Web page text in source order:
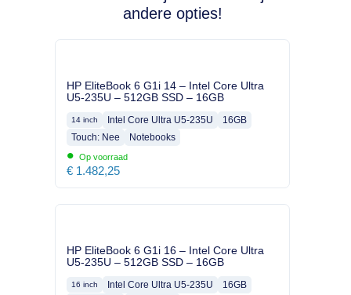
andere opties!
HP EliteBook 6 G1i 14 – Intel Core Ultra
U5-235U – 512GB SSD – 16GB
14 inch Intel Core Ultra U5-235U
16GB
Touch: Nee
Notebooks
• Op voorraad
€ 1.482,25
HP EliteBook 6 G1i 16 – Intel Core Ultra
U5-235U – 512GB SSD – 16GB
16 inch Intel Core Ultra U5-235U
16GB